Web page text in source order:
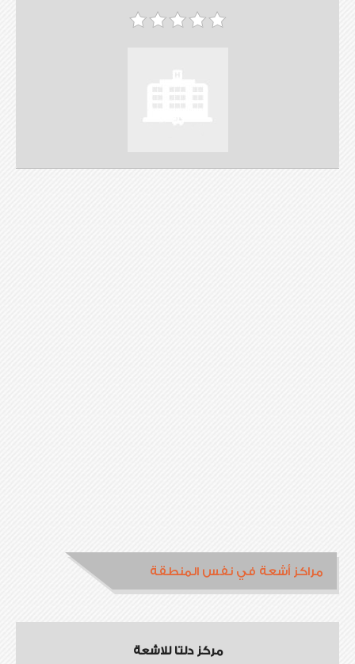
مراكز أشعة في نفس المنطقة
مركز دلتا للاشعة